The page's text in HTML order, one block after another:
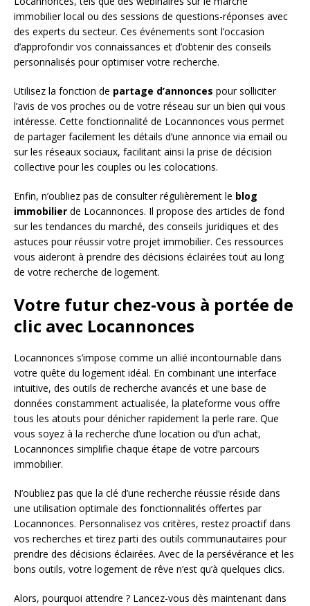
immobilier local ou des sessions de questions-réponses avec
des experts du secteur. Ces événements sont l’occasion
d’approfondir vos connaissances et d’obtenir des conseils
personnalisés pour optimiser votre recherche.
Utilisez la fonction de partage d’annonces pour solliciter
l’avis de vos proches ou de votre réseau sur un bien qui vous
intéresse. Cette fonctionnalité de Locannonces vous permet
de partager facilement les détails d’une annonce via email ou
sur les réseaux sociaux, facilitant ainsi la prise de décision
collective pour les couples ou les colocations.
Enfin, n’oubliez pas de consulter régulièrement le blog
immobilier de Locannonces. Il propose des articles de fond
sur les tendances du marché, des conseils juridiques et des
astuces pour réussir votre projet immobilier. Ces ressources
vous aideront à prendre des décisions éclairées tout au long
de votre recherche de logement.
Votre futur chez-vous à portée de
clic avec Locannonces
Locannonces s’impose comme un allié incontournable dans
votre quête du logement idéal. En combinant une interface
intuitive, des outils de recherche avancés et une base de
données constamment actualisée, la plateforme vous offre
tous les atouts pour dénicher rapidement la perle rare. Que
vous soyez à la recherche d’une location ou d’un achat,
Locannonces simplifie chaque étape de votre parcours
immobilier.
N’oubliez pas que la clé d’une recherche réussie réside dans
une utilisation optimale des fonctionnalités offertes par
Locannonces. Personnalisez vos critères, restez proactif dans
vos recherches et tirez parti des outils communautaires pour
prendre des décisions éclairées. Avec de la persévérance et les
bons outils, votre logement de rêve n’est qu’à quelques clics.
Alors, pourquoi attendre ? Lancez-vous dès maintenant dans